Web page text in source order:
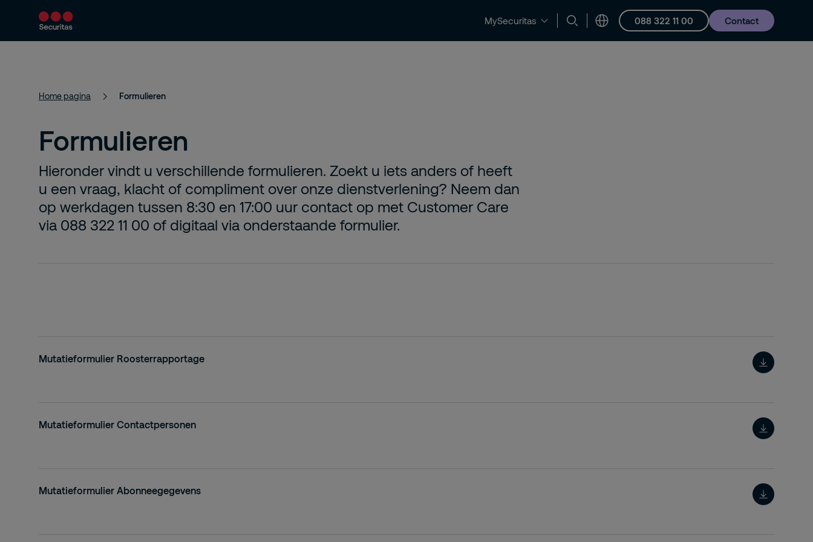
MySecuritas 088 322 11 00 Contact
Producten en diensten Beveiligingsoplossingen Beveiligingstrends & nieuws Contact en ondersteuning Vacatures
Home pagina Formulieren
Formulieren
Hieronder vindt u verschillende formulieren. Zoekt u iets anders of heeft
u een vraag, klacht of compliment over onze dienstverlening? Neem dan
op werkdagen tussen 8:30 en 17:00 uur contact op met Customer Care
via 088 322 11 00 of digitaal via onderstaande formulier.
Mutatieformulier Roosterrapportage
Mutatieformulier Contactpersonen
Mutatieformulier Abonneegegevens